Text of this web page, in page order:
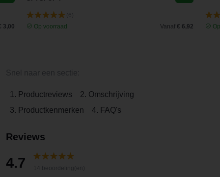
3,00
Op voorraad
Vanaf € 6,92
1. Productreviews
2. Omschrijving
3. Productkenmerken
4. FAQ's
Reviews
4.7